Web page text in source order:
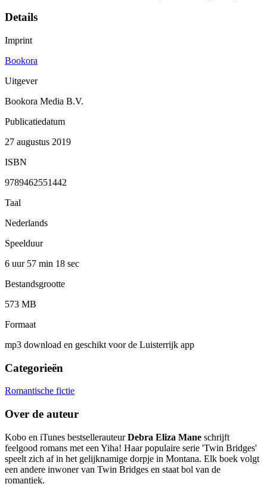
Details
Imprint
Bookora
Uitgever
Bookora Media B.V.
Publicatiedatum
27 augustus 2019
ISBN
9789462551442
Taal
Nederlands
Speelduur
6 uur 57 min 18 sec
Bestandsgrootte
573 MB
Formaat
mp3 download en geschikt voor de Luisterrijk app
Categorieën
Romantische fictie
Over de auteur
Kobo en iTunes bestsellerauteurDebra Eliza Mane schrijft
feelgood romans met een Yiha! Haar populaire serie 'Twin Bridges'
speelt zich af in het gelijknamige dorpje in Montana. Elk boek volgt
een andere inwoner van Twin Bridges en staat bol van de
romantiek.